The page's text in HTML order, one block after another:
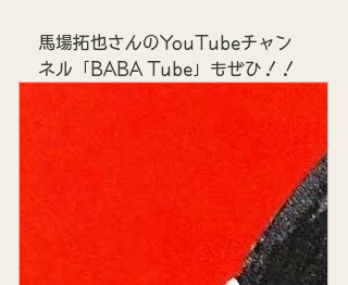
馬場拓也さんのYouTubeチャン
ネル「BABA Tube」もぜひ！！